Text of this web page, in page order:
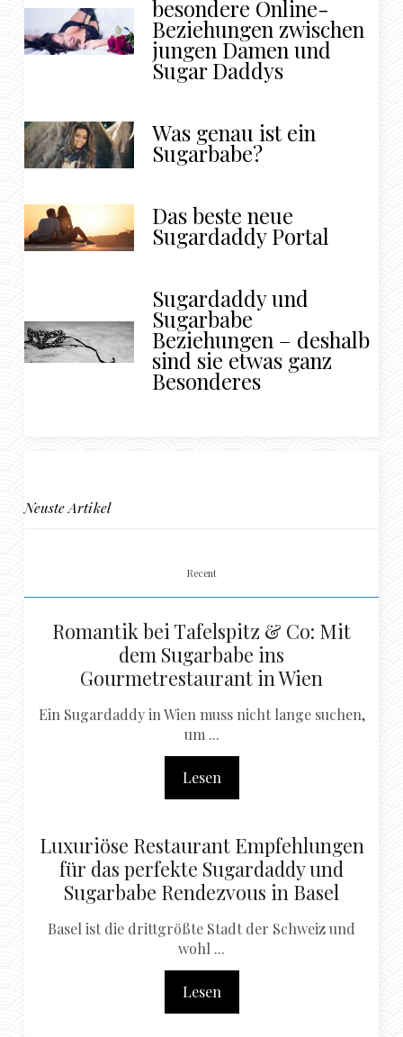
besondere Online-
Beziehungen zwischen
jungen Damen und
Sugar Daddys
Was genau ist ein
Sugarbabe?
Das beste neue
Sugardaddy Portal
Sugardaddy und
Sugarbabe
Beziehungen – deshalb
sind sie etwas ganz
Besonderes
Neuste Artikel
Recent
Romantik bei Tafelspitz & Co: Mit
dem Sugarbabe ins
Gourmetrestaurant in Wien
Ein Sugardaddy in Wien muss nicht lange suchen,
um ...
Lesen
Luxuriöse Restaurant Empfehlungen
für das perfekte Sugardaddy und
Sugarbabe Rendezvous in Basel
Basel ist die drittgrößte Stadt der Schweiz und
wohl ...
Lesen